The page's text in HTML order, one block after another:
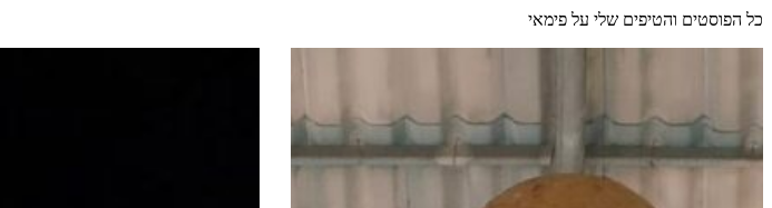
כל הפוסטים והטיפים שלי על פימאי